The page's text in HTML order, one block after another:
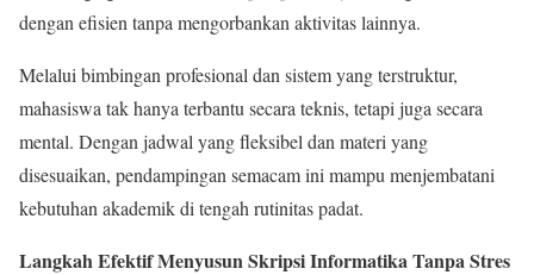
dengan efisien tanpa mengorbankan aktivitas lainnya.
Melalui bimbingan profesional dan sistem yang terstruktur,
mahasiswa tak hanya terbantu secara teknis, tetapi juga secara
mental. Dengan jadwal yang fleksibel dan materi yang
disesuaikan, pendampingan semacam ini mampu menjembatani
kebutuhan akademik di tengah rutinitas padat.
Langkah Efektif Menyusun Skripsi Informatika Tanpa Stres